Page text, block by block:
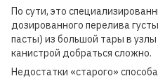
По сути, это
дозированного перелива
пасты) из большой тары в
канистрой добраться сложно.
Недостатки «старого» способа